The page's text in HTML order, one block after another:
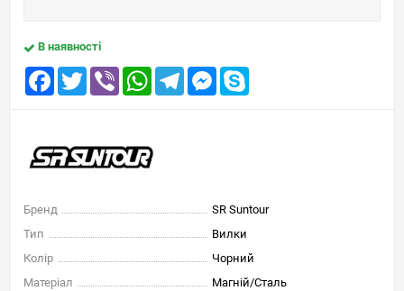
В наявності
Facebook
TwitterViber WhatsAppTelegramMessenger
Бренд
SR Suntour
Тип
Вилки
Колір
Чорний
Матеріал
Магній/Сталь